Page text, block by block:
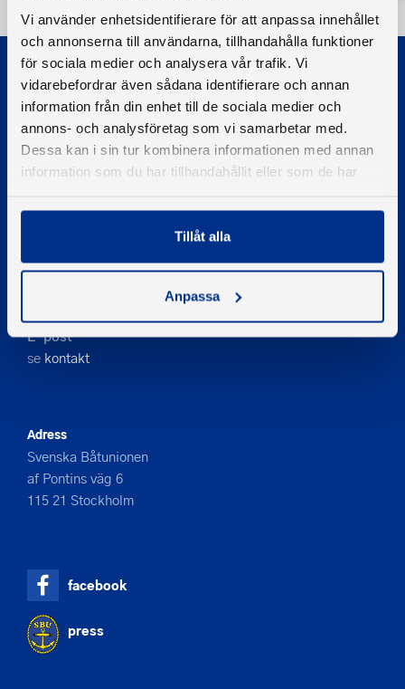
Vi använder enhetsidentifierare för att anpassa innehållet
och annonserna till användarna, tillhandahålla funktioner
för sociala medier och analysera vår trafik. Vi
vidarebefordrar även sådana identifierare och annan
information från din enhet till de sociala medier och
annons- och analysföretag som vi samarbetar med.
Dessa kan i sin tur kombinera informationen med annan
information som du har tillhandahållit eller som de har
Tillåt alla
Anpassa
Information om cookies
Kontakta oss
E-post
se kontakt
Adress
Svenska Båtunionen
af Pontins väg 6
115 21 Stockholm
facebook
press